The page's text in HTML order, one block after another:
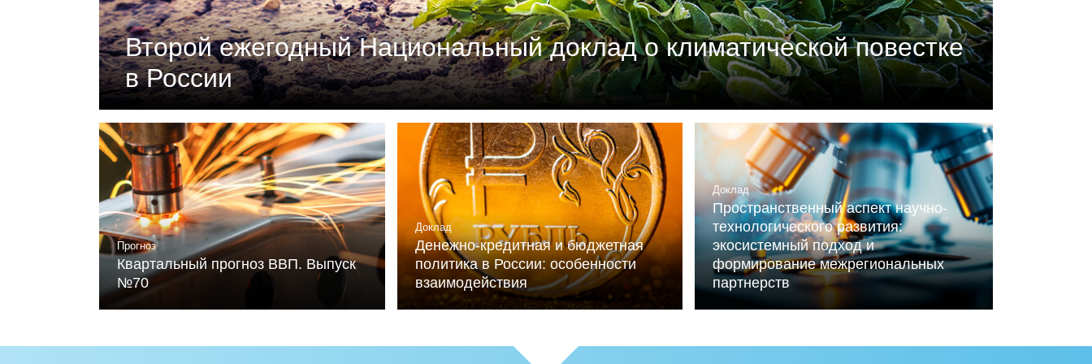
Второй ежегодный Национальный доклад о климатической повестке
в России
Документ подготовлен Российским союзом промышленников и предпринимателей (РСПП) совместно с центром
«Климатическая политика и экономика России» (при ИНП РАН) при участии Национального Альянса по вопросам
устойчивого развития и Фонда Мельниченко.
Читать
Прогноз
Квартальный прогноз ВВП. Выпуск
№70
Доклад
Денежно-кредитная и бюджетная
политика в России: особенности
взаимодействия
Доклад
Пространственный аспект научно-
технологического развития:
экосистемный подход и
формирование межрегиональных
партнерств